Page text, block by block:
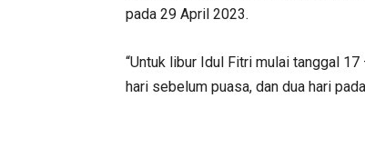
pada 29 April 2023.
“Untuk libur Idul Fitri mulai tanggal
hari sebelum puasa, dan dua hari